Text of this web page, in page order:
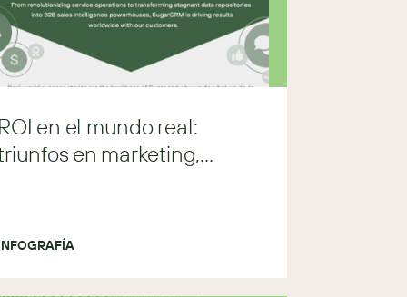
ROI en el mundo real:
en marketing,